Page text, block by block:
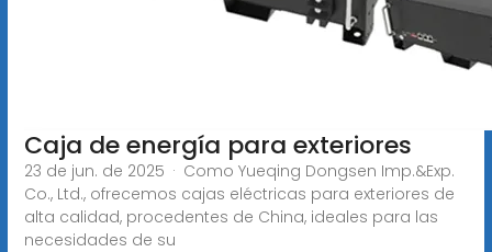
Caja de energía para exteriores
23 de jun. de 2025 · Como Yueqing Dongsen Imp.&Exp.
Co., Ltd., ofrecemos cajas eléctricas para exteriores de
alta calidad, procedentes de China, ideales para las
necesidades de su